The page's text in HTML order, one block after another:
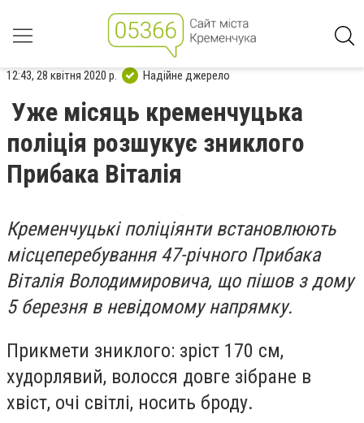
12:43, 28 квітня 2020 р. Надійне джерело
Уже місяць кременчуцька
поліція розшукує зниклого
Прибака Віталія
Кременчуцькі поліціянти встановлюють
місцеперебування 47-річного Прибака
Віталія Володимировича, що пішов з дому
5 березня в невідомому напрямку.
Прикмети зниклого: зріст 170 см,
худорлявий, волосся довге зібране в
хвіст, очі світлі, носить броду.